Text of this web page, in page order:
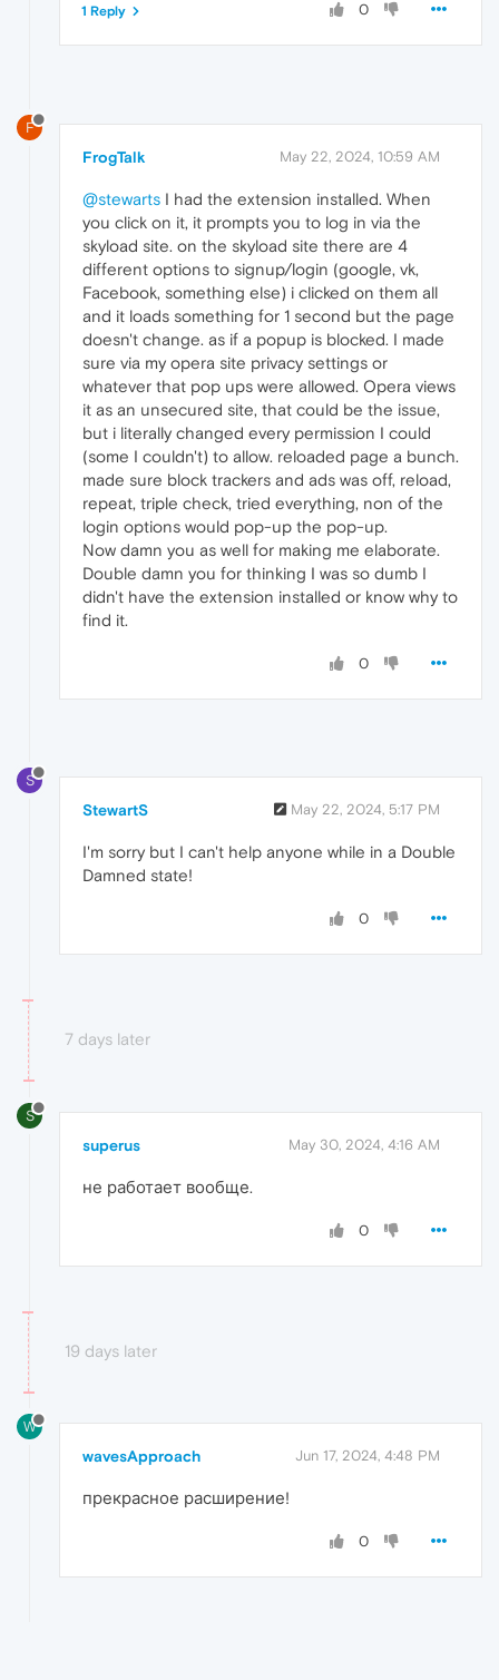
0
1 Reply
F
FrogTalk May 22, 2024, 10:59 AM
@stewarts I had the extension installed. When
you click on it, it prompts you to log in via the
skyload site. on the skyload site there are 4
different options to signup/login (google, vk,
Facebook, something else) i clicked on them all
and it loads something for 1 second but the page
doesn't change. as if a popup is blocked. I made
sure via my opera site privacy settings or
whatever that pop ups were allowed. Opera views
it as an unsecured site, that could be the issue,
but i literally changed every permission I could
(some I couldn't) to allow. reloaded page a bunch.
made sure block trackers and ads was off, reload,
repeat, triple check, tried everything, non of the
login options would pop-up the pop-up.
Now damn you as well for making me elaborate.
Double damn you for thinking I was so dumb I
didn't have the extension installed or know why to
find it.
0
S
StewartS May 22, 2024, 5:17 PM
I'm sorry but I can't help anyone while in a Double
Damned state!
0
7 days later
S
superus May 30, 2024, 4:16 AM
не работает вообще.
0
19 days later
W
wavesApproach Jun 17, 2024, 4:48 PM
прекрасное расширение!
0